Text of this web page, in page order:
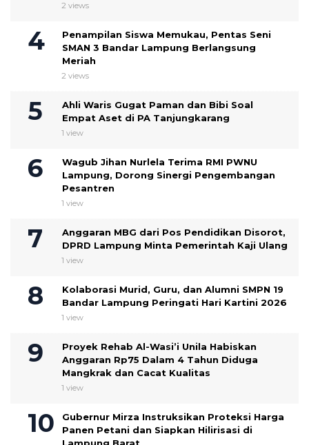
2 views
Penampilan Siswa Memukau, Pentas Seni
SMAN 3 Bandar Lampung Berlangsung
Meriah
2 views
Ahli Waris Gugat Paman dan Bibi Soal
Empat Aset di PA Tanjungkarang
1 view
Wagub Jihan Nurlela Terima RMI PWNU
Lampung, Dorong Sinergi Pengembangan
Pesantren
1 view
Anggaran MBG dari Pos Pendidikan Disorot,
DPRD Lampung Minta Pemerintah Kaji Ulang
1 view
Kolaborasi Murid, Guru, dan Alumni SMPN 19
Bandar Lampung Peringati Hari Kartini 2026
1 view
Proyek Rehab Al-Wasi’i Unila Habiskan
Anggaran Rp75 Dalam 4 Tahun Diduga
Mangkrak dan Cacat Kualitas
1 view
Gubernur Mirza Instruksikan Proteksi Harga
Panen Petani dan Siapkan Hilirisasi di